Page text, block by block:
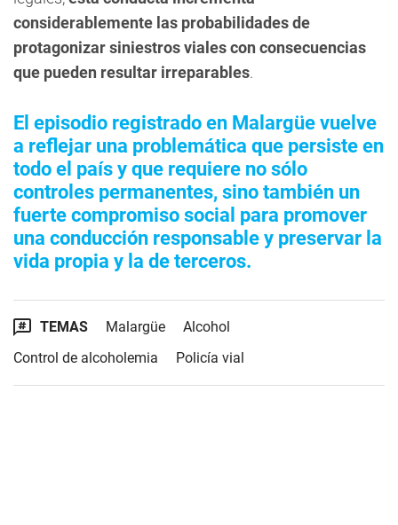
considerablemente las probabilidades de
protagonizar siniestros viales con consecuencias
que pueden resultar irreparables.
El episodio registrado en Malargüe vuelve
a reflejar una problemática que persiste en
todo el país y que requiere no sólo
controles permanentes, sino también un
fuerte compromiso social para promover
una conducción responsable y preservar la
vida propia y la de terceros.
TEMAS Malargüe
Alcohol
Control de alcoholemia
Policía vial